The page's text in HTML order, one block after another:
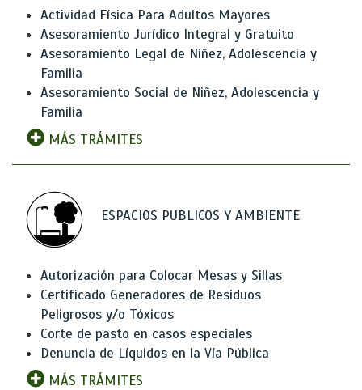
Actividad Física Para Adultos Mayores
Asesoramiento Jurídico Integral y Gratuito
Asesoramiento Legal de Niñez, Adolescencia y
Familia
Asesoramiento Social de Niñez, Adolescencia y
Familia
MÁS TRÁMITES
ESPACIOS PUBLICOS Y AMBIENTE
Autorización para Colocar Mesas y Sillas
Certificado Generadores de Residuos
Peligrosos y/o Tóxicos
Corte de pasto en casos especiales
Denuncia de Líquidos en la Vía Pública
MÁS TRÁMITES